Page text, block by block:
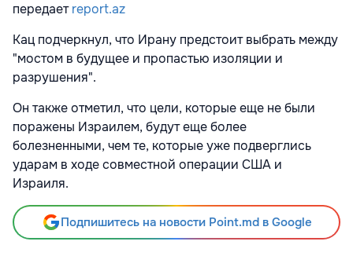
передаетreport.az
Кац подчеркнул, что Ирану предстоит выбрать между
"мостом в будущее и пропастью изоляции и
разрушения".
Он также отметил, что цели, которые еще не были
поражены Израилем, будут еще более
болезненными, чем те, которые уже подверглись
ударам в ходе совместной операции США и
Израиля.
Подпишитесь на новости Point.md в Google